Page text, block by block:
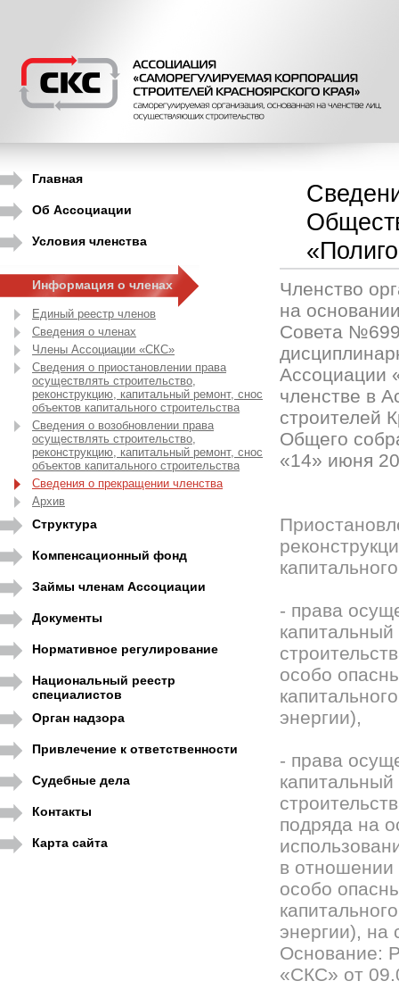
Главная
Об Ассоциации
Условия членства
Информация о членах
Единый реестр членов
Сведения о членах
Члены Ассоциации «СКС»
Сведения о приостановлении права
осуществлять строительство,
реконструкцию, капитальный ремонт, снос
объектов капитального строительства
Сведения о возобновлении права
осуществлять строительство,
реконструкцию, капитальный ремонт, снос
объектов капитального строительства
Сведения о прекращении членства
Архив
Структура
Компенсационный фонд
Займы членам Ассоциации
Документы
Нормативное регулирование
Национальный реестр
специалистов
Орган надзора
Привлечение к ответственности
Судебные дела
Контакты
Карта сайта
Членство
на
Совета
Ассоциации
членстве в
строителей
Общего
«14» июня
- права
капитальный
особо
энергии),
- права
капитальный
подряда на
в отношении
особо
энергии), на
Основание:
«СКС» от